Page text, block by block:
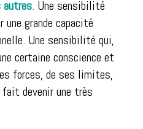
autres. Une sensibilité
une grande capacité
Une sensibilité qui,
certaine conscience et
forces, de ses limites,
devenir une très